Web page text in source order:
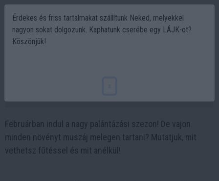
Februárban indul a nagy palántázási szezon! De vajon
minden növényt muszáj melegen tartani? Mutatjuk, mit
vethetsz fűtéssel és mit anélkül!
Érdekes és friss tartalmakat szállítunk Neked, melyekkel
nagyon sokat dolgozunk. Kaphatunk cserébe egy LÁJK-ot?
Köszönjük!